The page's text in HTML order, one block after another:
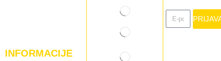
INFORMACIJE